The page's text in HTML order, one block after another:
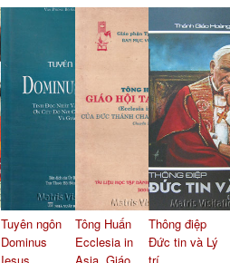
Tuyên ngôn
Dominus
Tông Huấn
Ecclesia in
Thông điệp
Đức tin và Lý